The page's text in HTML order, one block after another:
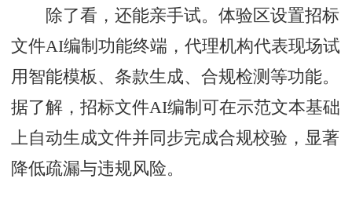
除了看，还能亲手试。体验区设置招标
文件AI编制功能终端，代理机构代表现场试
用智能模板、条款生成、合规检测等功能。
据了解，招标文件AI编制可在示范文本基础
上自动生成文件并同步完成合规校验，显著
降低疏漏与违规风险。